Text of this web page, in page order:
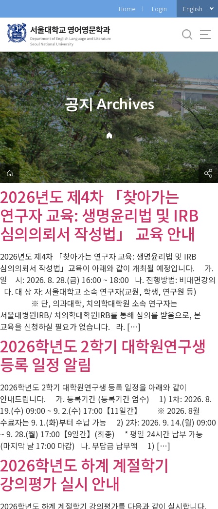
로
메
뉴
Home Login English
공지 Archives
2026년도 제4차 「찾아가는
연구자 교육: 생명윤리법 및 IRB
심의의뢰서 작성법」 교육 안내
2026년도 제4차 「찾아가는 연구자 교육: 생명윤리법 및 IRB
심의의뢰서 작성법」교육이 아래와 같이 개최될 예정입니다. 가.
일 시: 2026. 8. 28.(금) 16:00 ~ 18:00 나. 진행방법: 비대면강의
다. 대 상 자: 서울대학교 소속 연구자(교원, 학생, 연구원 등)
※ 단, 의과대학, 치의학대학원 소속 연구자는
서울대병원IRB/ 치의학대학원IRB를 통해 심의를 받음으로, 본
교육을 신청하실 필요가 없습니다. 라. […]
2026학년도 2학기 대학원연구생
등록 일정 알림
2026학년도 2학기 대학원연구생 등록 일정을 아래와 같이
안내드립니다. 가. 등록기간 (등록기간 엄수) 1) 1차: 2026. 8.
19.(수) 09:00 ~ 9. 2.(수) 17:00【11일간】 ※ 2026. 8월
수료자는 9. 1.(화)부터 수납 가능 2) 2차: 2026. 9. 14.(월) 09:00
~ 9. 28.(월) 17:00【9일간】(최종) * 평일 24시간 납부 가능
(마지막 날 17:00 마감) 나. 부담금 납부액 1) […]
2026학년도 하계 계절학기
강의평가 실시 안내
2026학년도 하계 계절학기 강의평가를 다음과 같이 실시합니다.